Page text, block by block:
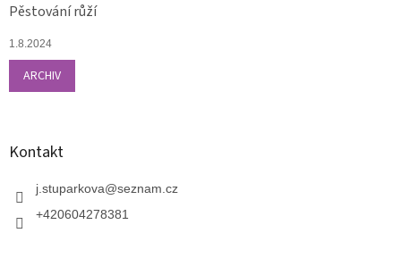
Pěstování růží
1.8.2024
ARCHIV
Kontakt
j.stuparkova@seznam.cz
+420604278381